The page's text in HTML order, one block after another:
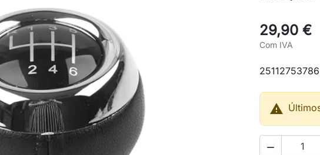
29,90 €
Com IVA
25112753786

